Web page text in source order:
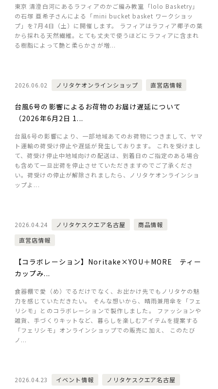
東京 清澄白河にあるラフィアのかご編み教室「lolo Basketry」
の石塚 亜希子さんによる「mini bucket basket ワークショッ
プ」を7月4日（土）に開催します。 ラフィアはラフィア椰子の葉
から採れる天然繊維。とても丈夫で使うほどにラフィアに含まれ
る樹脂によって艶と柔らかさが増...
2026.06.02 ノリタケオンラインショップ 直営店情報
台風6号の影響によるお荷物のお届け遅延について
（2026年6月2日 1...
台風6号の影響により、一部地域あてのお荷物につきまして、ヤマ
ト運輸の荷受け停止や遅延が発生しております。 これを受けまし
て、荷受け停止中地域向けの配送は、到着日のご指定のある場合
も含めて一旦出荷を停止させていただきますのでご了承くださ
い。荷受けの停止が解除されましたら、ノリタケオンラインショ
ップよ...
2026.04.24 ノリタケスクエア名古屋
商品情報
直営店情報
【コラボレーション】Noritake×YOU＋MORE ティー
カップみ...
食器棚で愛（め）でるだけでなく、お出かけ先でもノリタケの魅
力を感じていただきたい。 そんな想いから、晴雨兼用傘を「フェ
リシモ」とのコラボレーションで製作しました。 ファッションや
雑貨、手づくりキットなど、暮らしを楽しむアイテムを提案する
「フェリシモ」オンラインショップでの販売に加え、 このたび
ノ...
2026.04.23 イベント情報
ノリタケスクエア名古屋